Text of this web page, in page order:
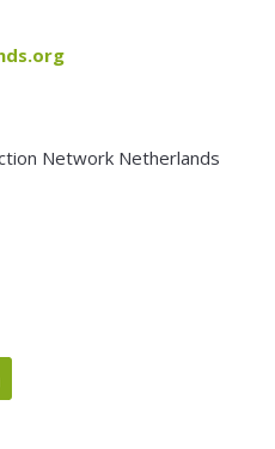
Network Netherlands